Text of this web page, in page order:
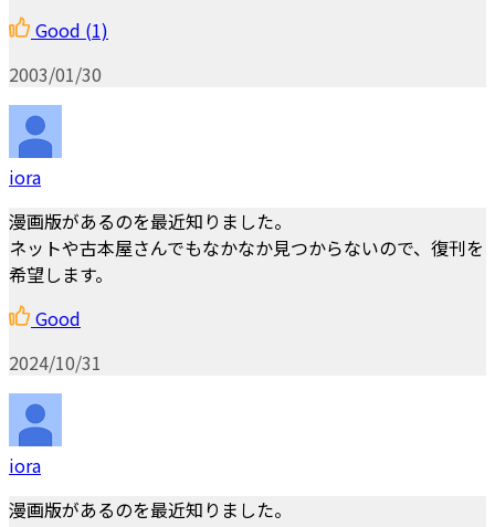
Good (1)
2003/01/30
iora
漫画版があるのを最近知りました。
ネットや古本屋さんでもなかなか見つからないので、復刊を
希望します。
Good
2024/10/31
iora
漫画版があるのを最近知りました。